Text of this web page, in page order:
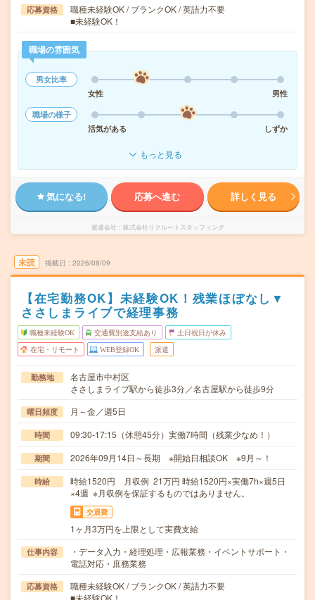
応募資格
職種未経験OK / ブランクOK / 英語力不要
■未経験OK！
職場の雰囲気
男女比率
女性
男性
職場の様子
活気がある
しずか
もっと見る
気になる! 応募へ進む 詳しく見る
派遣会社 株式会社リクルートスタッフィング
未読 掲載日 2026/08/09
【在宅勤務OK】未経験OK！残業ほぼなし▼
ささしまライブで経理事務
職種未経験OK 交通費別途支給あり 土日祝日が休み
在宅・リモート WEB登録OK 派遣
勤務地
名古屋市中村区
ささしまライブ駅から徒歩3分／名古屋駅から徒歩9分
曜日頻度 月～金／週5日
時間 09:30-17:15（休憩45分）実働7時間（残業少なめ！）
期間 2026年09月14日～長期 ※開始日相談OK ※9月～！
時給
時給1520円 月収例 21万円 時給1520円×実働7h×週5日
×4週 ※月収例を保証するものではありません。
交通費
1ヶ月3万円を上限として実費支給
仕事内容
・データ入力・経理処理・広報業務・イベントサポート・
電話対応・庶務業務
応募資格
職種未経験OK / ブランクOK / 英語力不要
■未経験OK！